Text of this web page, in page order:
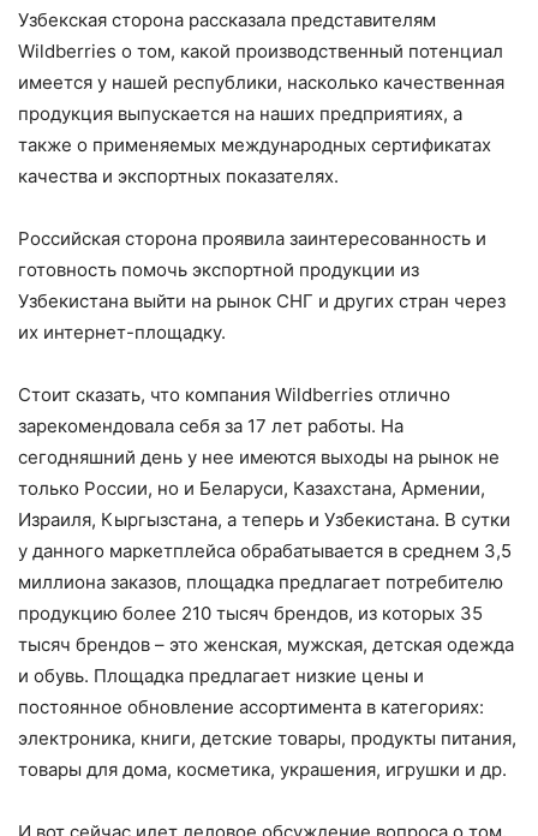
Узбекская сторона рассказала представителям
Wildberries о том, какой производственный потенциал
имеется у нашей республики, насколько качественная
продукция выпускается на наших предприятиях, а
также о применяемых международных сертификатах
качества и экспортных показателях.
Российская сторона проявила заинтересованность и
готовность помочь экспортной продукции из
Узбекистана выйти на рынок СНГ и других стран через
их интернет-площадку.
Стоит сказать, что компания Wildberries отлично
зарекомендовала себя за 17 лет работы. На
сегодняшний день у нее имеются выходы на рынок не
только России, но и Беларуси, Казахстана, Армении,
Израиля, Кыргызстана, а теперь и Узбекистана. В сутки
у данного маркетплейса обрабатывается в среднем 3,5
миллиона заказов, площадка предлагает потребителю
продукцию более 210 тысяч брендов, из которых 35
тысяч брендов – это женская, мужская, детская одежда
и обувь. Площадка предлагает низкие цены и
постоянное обновление ассортимента в категориях:
электроника, книги, детские товары, продукты питания,
товары для дома, косметика, украшения, игрушки и др.